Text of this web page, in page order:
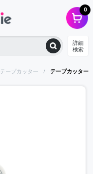
0
詳細
検索
テープカッター テープカッタ